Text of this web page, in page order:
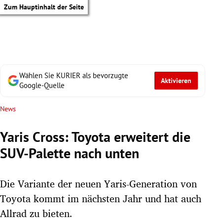
Zum Hauptinhalt der Seite
Untermenü
Wählen Sie KURIER als bevorzugte
Google-Quelle
Aktivieren
News
Yaris Cross: Toyota erweitert die
SUV-Palette nach unten
Die Variante der neuen Yaris-Generation von
Toyota kommt im nächsten Jahr und hat auch
Allrad zu bieten.